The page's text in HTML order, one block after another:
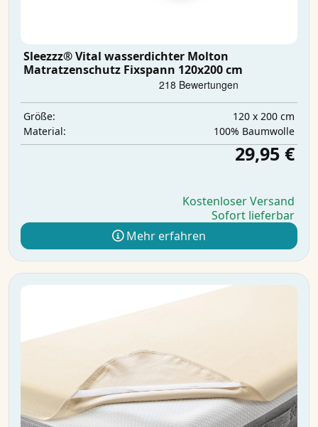
Sleezzz® Vital wasserdichter Molton
Matratzenschutz Fixspann 120x200 cm
Größe:
120 x 200 cm
Material:
100% Baumwolle
29,95 €
Kostenloser Versand
Sofort lieferbar
Mehr erfahren